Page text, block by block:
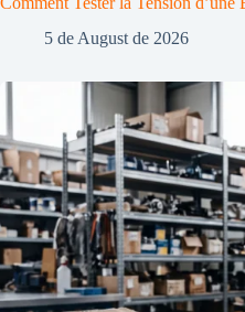
5 de August de 2026